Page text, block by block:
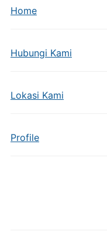
Home
Hubungi Kami
Lokasi Kami
Profile